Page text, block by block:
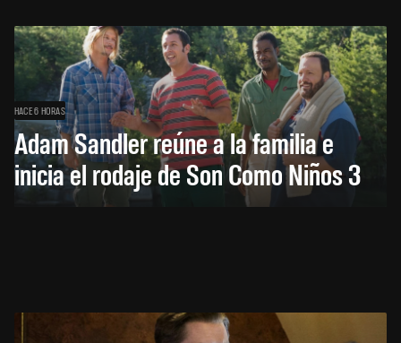
HACE 6 HORAS
Adam Sandler reúne a la familia e
inicia el rodaje de Son Como Niños 3